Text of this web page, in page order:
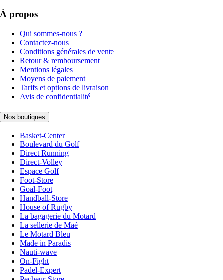
À propos
Qui sommes-nous ?
Contactez-nous
Conditions générales de vente
Retour & remboursement
Mentions légales
Moyens de paiement
Tarifs et options de livraison
Avis de confidentialité
Nos boutiques
Basket-Center
Boulevard du Golf
Direct Running
Direct-Volley
Espace Golf
Foot-Store
Goal-Foot
Handball-Store
House of Rugby
La bagagerie du Motard
La sellerie de Maé
Le Motard Bleu
Made in Paradis
Nauti-wave
On-Fight
Padel-Expert